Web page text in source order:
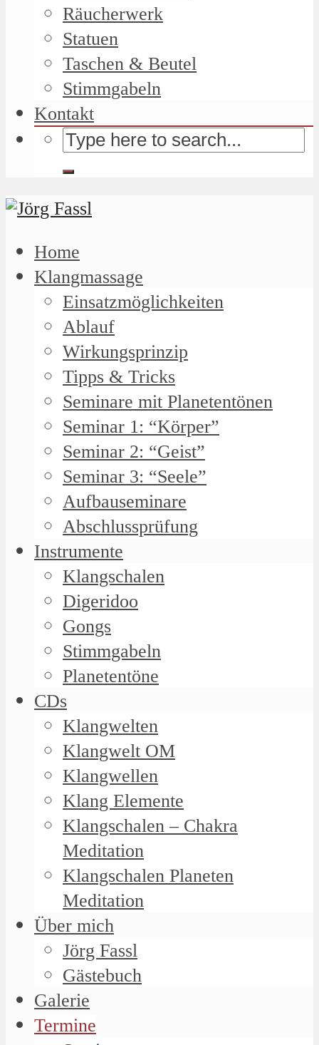
Räucherwerk
Statuen
Taschen & Beutel
Stimmgabeln
Kontakt
Home
Klangmassage
Einsatzmöglichkeiten
Ablauf
Wirkungsprinzip
Tipps & Tricks
Seminare mit Planetentönen
Seminar 1: “Körper”
Seminar 2: “Geist”
Seminar 3: “Seele”
Aufbauseminare
Abschlussprüfung
Instrumente
Klangschalen
Digeridoo
Gongs
Stimmgabeln
Planetentöne
CDs
Klangwelten
Klangwelt OM
Klangwellen
Klang Elemente
Klangschalen – Chakra
Meditation
Klangschalen Planeten
Meditation
Über mich
Jörg Fassl
Gästebuch
Galerie
Termine